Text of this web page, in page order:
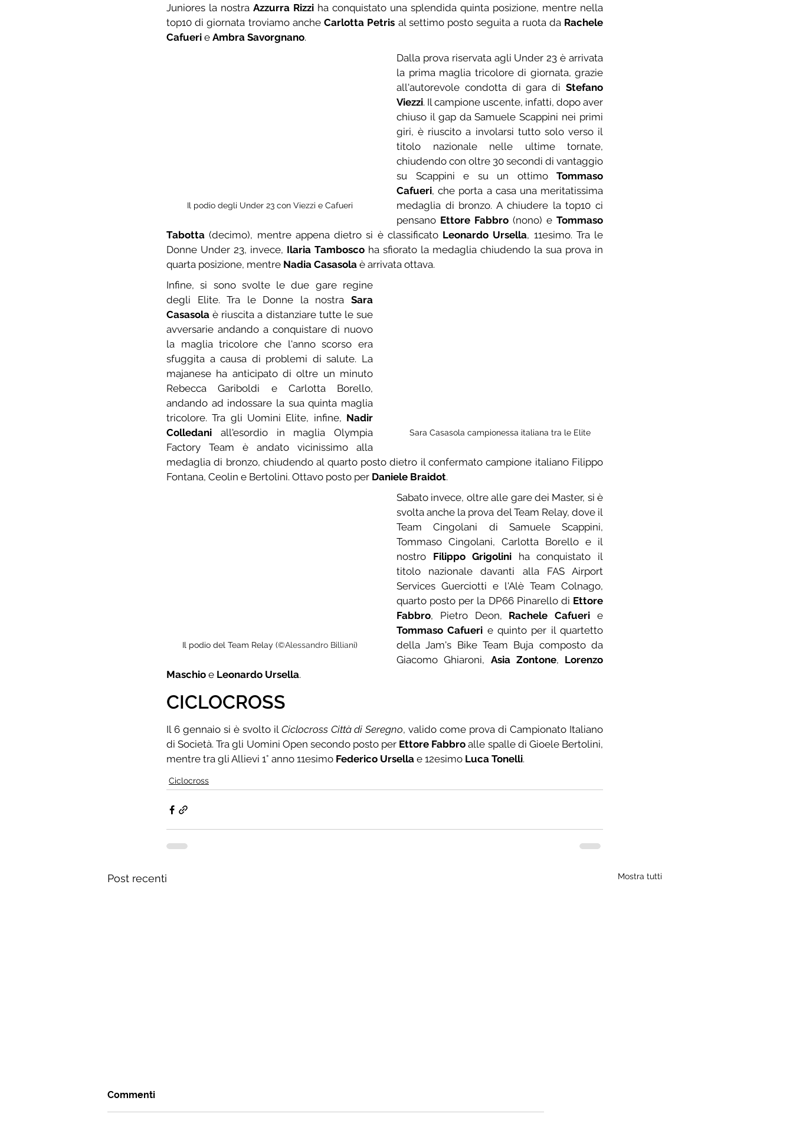
Juniores la nostra Azzurra Rizzi ha conquistato una splendida quinta posizione, mentre nella
top10 di giornata troviamo anche Carlotta Petris al settimo posto seguita a ruota da Rachele
Cafueri e Ambra Savorgnano.
Il podio degli Under 23 con Viezzi e Cafueri
Dalla prova riservata agli Under 23 è arrivata
la prima maglia tricolore di giornata, grazie
all'autorevole condotta di gara di Stefano
Viezzi. Il campione uscente, infatti, dopo aver
chiuso il gap da Samuele Scappini nei primi
giri, è riuscito a involarsi tutto solo verso il
titolo nazionale nelle ultime tornate,
chiudendo con oltre 30 secondi di vantaggio
su Scappini e su un ottimo Tommaso
Cafueri, che porta a casa una meritatissima
medaglia di bronzo. A chiudere la top10 ci
pensano Ettore Fabbro (nono) e Tommaso
Tabotta (decimo), mentre appena dietro si è classificato Leonardo Ursella, 11esimo. Tra le
Donne Under 23, invece, Ilaria Tambosco ha sfiorato la medaglia chiudendo la sua prova in
quarta posizione, mentre Nadia Casasola è arrivata ottava.
Sara Casasola campionessa italiana tra le Elite
Infine, si sono svolte le due gare regine
degli Elite. Tra le Donne la nostra Sara
Casasola è riuscita a distanziare tutte le sue
avversarie andando a conquistare di nuovo
la maglia tricolore che l'anno scorso era
sfuggita a causa di problemi di salute. La
majanese ha anticipato di oltre un minuto
Rebecca Gariboldi e Carlotta Borello,
andando ad indossare la sua quinta maglia
tricolore. Tra gli Uomini Elite, infine, Nadir
Colledani all'esordio in maglia Olympia
Factory Team è andato vicinissimo alla
medaglia di bronzo, chiudendo al quarto posto dietro il confermato campione italiano Filippo
Fontana, Ceolin e Bertolini. Ottavo posto per Daniele Braidot.
Il podio del Team Relay (©Alessandro Billiani)
Sabato invece, oltre alle gare dei Master, si è
svolta anche la prova del Team Relay, dove il
Team Cingolani di Samuele Scappini,
Tommaso Cingolani, Carlotta Borello e il
nostro Filippo Grigolini ha conquistato il
titolo nazionale davanti alla FAS Airport
Services Guerciotti e l'Alè Team Colnago,
quarto posto per la DP66 Pinarello di Ettore
Fabbro, Pietro Deon, Rachele Cafueri
Tommaso Cafueri e quinto per il quartetto
della Jam's Bike Team Buja composto da
Giacomo Ghiaroni, Asia Zontone, Lorenzo
Maschio e Leonardo Ursella.
CICLOCROSS
Il 6 gennaio si è svolto il Ciclocross Città di Seregno, valido come prova di Campionato Italiano
di Società. Tra gli Uomini Open secondo posto per Ettore Fabbro alle spalle di Gioele Bertolini,
mentre tra gli Allievi 1° anno 11esimo Federico Ursella e 12esimo Luca Tonelli.
Ciclocross
Post recenti Mostra tutti
Commenti